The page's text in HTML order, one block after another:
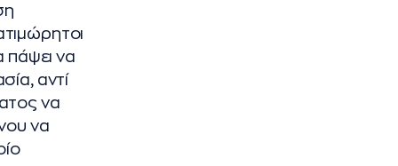
πάψει να
αντί
να
να